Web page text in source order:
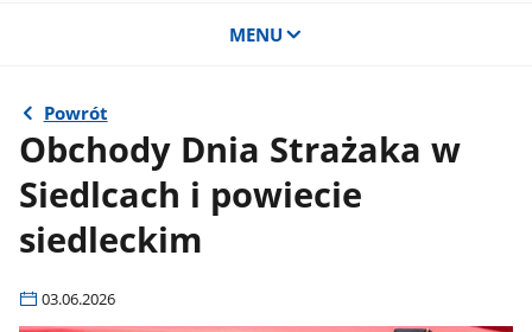
MENU
Powrót
Obchody Dnia Strażaka w
Siedlcach i powiecie
siedleckim
03.06.2026